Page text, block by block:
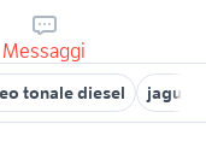
Messaggi
tonale diesel jaguar